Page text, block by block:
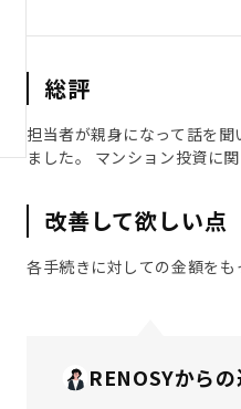
総評
担当者が親身になって話を
ました。 マンション投資に
改善して欲しい点
各手続きに対しての金額を
RENOSYから